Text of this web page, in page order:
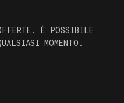
È POSSIBILE
MOMENTO.